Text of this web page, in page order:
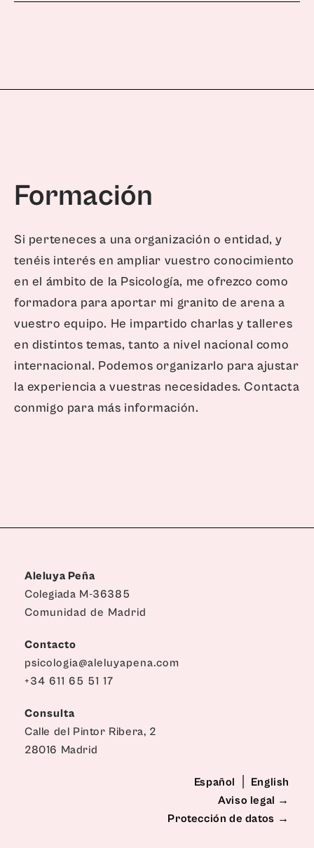
Formación
Si perteneces a una organización o entidad, y
tenéis interés en ampliar vuestro conocimiento
en el ámbito de la Psicología, me ofrezco como
formadora para aportar mi granito de arena a
vuestro equipo. He impartido charlas y talleres
en distintos temas, tanto a nivel nacional como
internacional. Podemos organizarlo para ajustar
la experiencia a vuestras necesidades. Contacta
conmigo para más información.
Aleluya Peña
Colegiada M-36385
Comunidad de Madrid
Contacto
psicologia@aleluyapena.com
+34 611 65 51 17
Consulta
Calle del Pintor Ribera, 2
28016 Madrid
Español
English
Aviso legal →
Protección de datos →